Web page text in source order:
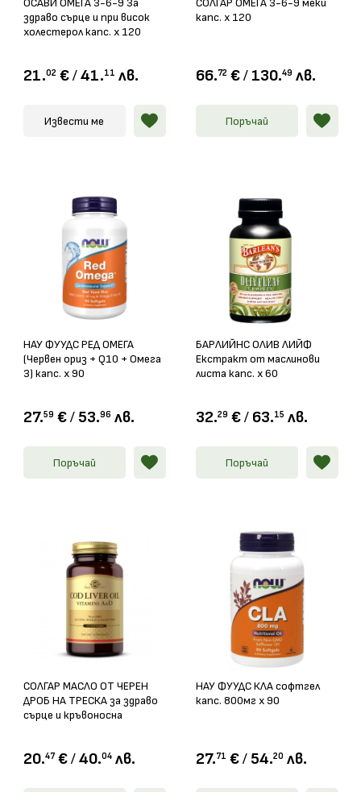
здраво сърце и при висок
холестерол капс. х 120
21.02 € / 41.11 лв.
Извести ме
капс. х 120
66.72 € / 130.49 лв.
Поръчай
НАУ ФУУДС РЕД ОМЕГА
(Червен ориз + Q10 + Омега
3) капс. х 90
27.59 € / 53.96 лв.
Поръчай
БАРЛИЙНС ОЛИВ ЛИЙФ
Екстракт от маслинови
листа капс. х 60
32.29 € / 63.15 лв.
Поръчай
СОЛГАР МАСЛО ОТ ЧЕРЕН
ДРОБ НА ТРЕСКА за здраво
сърце и кръвоносна
20.47 € / 40.04 лв.
НАУ ФУУДС КЛА софтгел
капс. 800мг х 90
27.71 € / 54.20 лв.